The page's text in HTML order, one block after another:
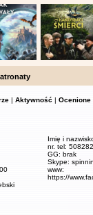
| Aktywność | Ocenione
Imię i
nr. tel:
GG: brak
Skype:
www:
https://